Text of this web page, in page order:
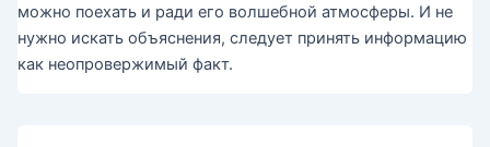
можно поехать и ради его волшебной атмосферы. И не
нужно искать объяснения, следует принять информацию
как неопровержимый факт.